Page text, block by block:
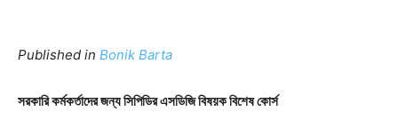
Published in Bonik Barta
সরকারি কর্মকর্তাদের জন্য সিপিডির এসডিজি বিষয়ক বিশেষ কোর্স